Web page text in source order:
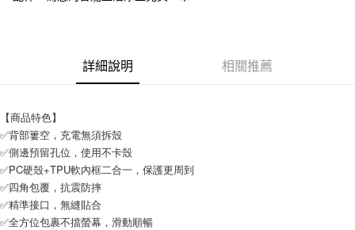
詳細說明 相關推薦
【商品特色】
✅背部簍空，充電無須拆殼
✅側邊預留孔位，使用不卡殼
✅PC硬殼+TPU軟內框二合一，保護更周到
✅四角包覆，抗震防摔
✅精準接口，無縫貼合
✅全方位包裹不擋螢幕，滑動順暢